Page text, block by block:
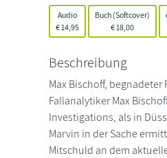
Audio
€ 14,95
Buch (Softcover)
€ 18,00
Beschreibung
Max Bischoff,
Fallanalytiker Max
Investigations, als in
Marvin in der Sache
Mitschuld an dem